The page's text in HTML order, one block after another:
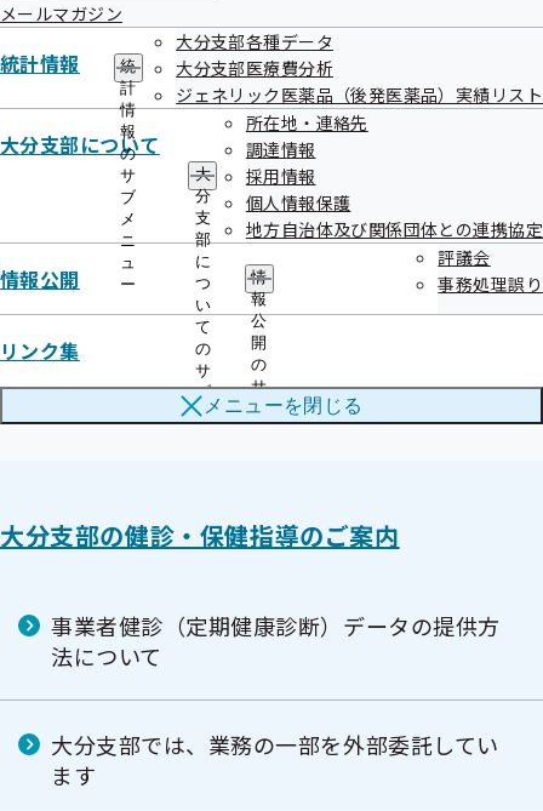
メールマガジン
統計情報
統
計
情
報
の
サ
ブ
メ
ニ
ュ
ー
大分支部各種データ
大分支部医療費分析
ジェネリック医薬品（後発医薬品）実績リスト
大分支部について
大
分
支
部
に
つ
い
て
の
サ
ブ
メ
所在地・連絡先
調達情報
採用情報
個人情報保護
地方自治体及び関係団体との連携協定
情報公開
情
報
公
開
の
サ
ブ
メ
評議会
事務処理誤り
リンク集
メニューを閉じる
奨業務委託
アールエ
健診結果に基づいた
未治療者への医療機
関受診勧奨業務委託
0120-
513-
010
古屋市北
区敷島町
ントビル
年3月
大分支部の健診・保健指導のご案内
事業者健診（定期健康診断）データの提供方
法について
大分支部では、業務の一部を外部委託してい
ます